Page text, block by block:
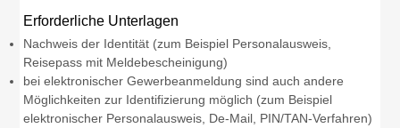
Erforderliche Unterlagen
Nachweis der Identität (zum Beispiel Personalausweis,
Reisepass mit Meldebescheinigung)
bei elektronischer Gewerbeanmeldung sind auch andere
Möglichkeiten zur Identifizierung möglich (zum Beispiel
elektronischer Personalausweis, De-Mail, PIN/TAN-Verfahren)